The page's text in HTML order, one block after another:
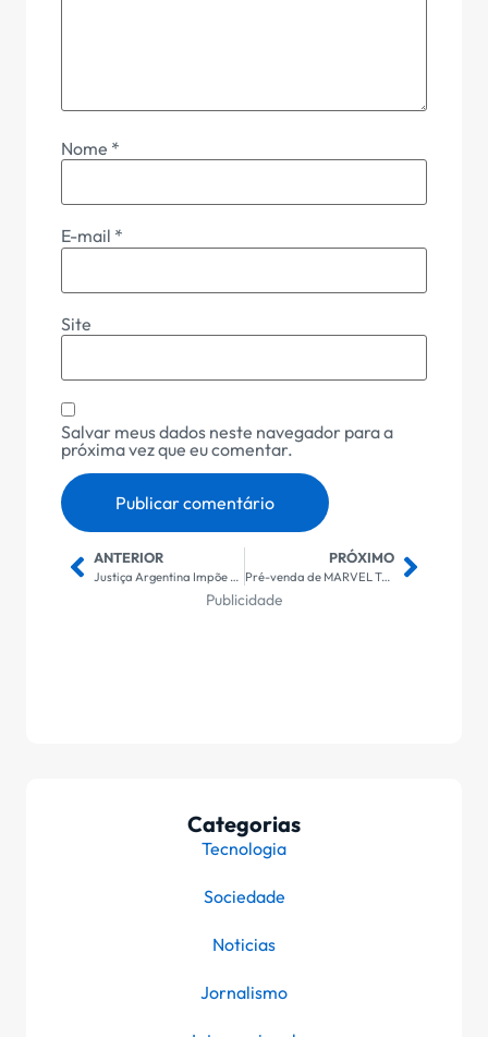
Nome *
E-mail *
Site
Salvar meus dados neste navegador para a
próxima vez que eu comentar.
ANTERIOR
Justiça Argentina Impõe Restrições a Presidente da AFA em Caso de Suposta Sonegação Fiscal
PRÓXIMO
Pré-venda de MARVEL Tōkon: Fighting Souls inicia por R$340 para PC e PS5; descubra todos os detalhes!
Publicidade
Categorias
Tecnologia
Sociedade
Noticias
Jornalismo